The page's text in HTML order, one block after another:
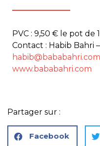
PVC : 9,50 € le pot de
Contact : Habib Bahri –
habib@bababahri.com
www.bababahri.com
Partager sur :
Facebook